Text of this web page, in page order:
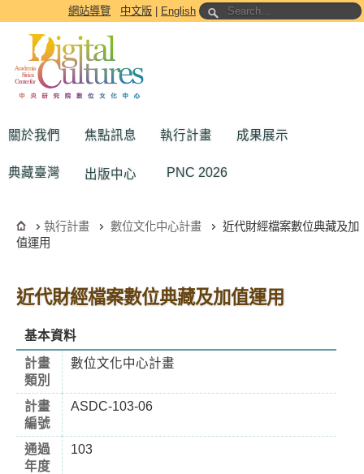
跳到主要內容區塊網站導覽 中文版 English
關於我們 焦點訊息 執行計畫 成果展示
典藏臺灣 出版中心 PNC 2026
執行計畫 數位文化中心計畫
近代財經檔案數位典藏及加
值運用
近代財經檔案數位典藏及加值運用
基本資料
計畫
類別
數位文化中心計畫
計畫
編號
ASDC-103-06
通過
年度
103